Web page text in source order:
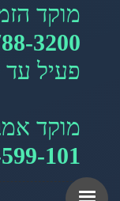
מוקד
3200
פעיל עד
מוקד
101